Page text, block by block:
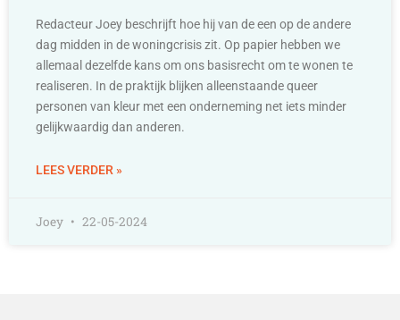
Redacteur Joey beschrijft hoe hij van de een op de andere
dag midden in de woningcrisis zit. Op papier hebben we
allemaal dezelfde kans om ons basisrecht om te wonen te
realiseren. In de praktijk blijken alleenstaande queer
personen van kleur met een onderneming net iets minder
gelijkwaardig dan anderen.
LEES VERDER »
Joey 22-05-2024